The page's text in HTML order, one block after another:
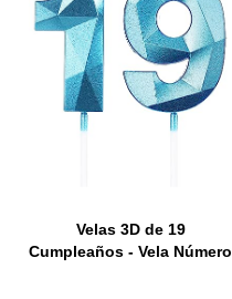
Velas 3D de 19
Cumpleaños - Vela Número